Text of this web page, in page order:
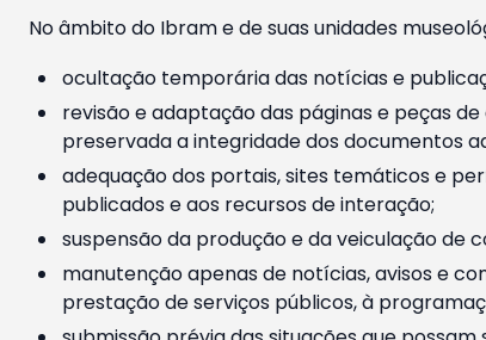
No âmbito do Ibram e de suas unidades
ocultação temporária das notícias e
revisão e adaptação das páginas e peças
preservada a integridade dos documentos
adequação dos portais, sites temáticos e
publicados e aos recursos de interação;
suspensão da produção e da veiculação de
manutenção apenas de notícias, avisos e
prestação de serviços públicos, à